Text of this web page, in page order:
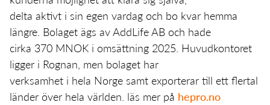
delta aktivt i sin egen vardag och bo kvar hemma
längre. Bolaget ägs av AddLife AB och hade
cirka 370 MNOK i omsättning 2025. Huvudkontoret
ligger i Rognan, men bolaget har
verksamhet i hela Norge samt exporterar till ett flertal
länder över hela världen. läs mer på hepro.no